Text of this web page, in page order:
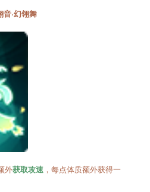
音·幻翎舞
外获取攻速，每点体质额外获得一